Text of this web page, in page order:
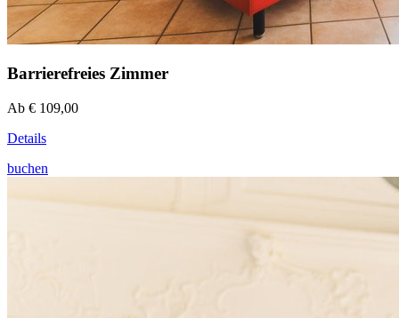
Barrierefreies Zimmer
Ab € 109,00
Details
buchen